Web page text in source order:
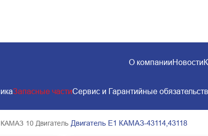
О компанииНовости
Запасные частиСервис и Гарантийные
КАМАЗ 10 Двигатель Двигатель Е1 КАМАЗ-43114,43118